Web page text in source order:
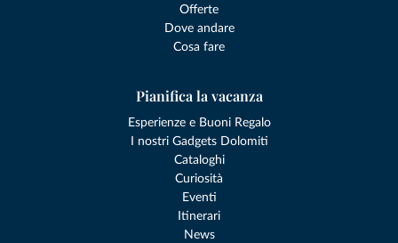
Offerte
Dove andare
Cosa fare
Pianifica la vacanza
Esperienze e Buoni Regalo
I nostri Gadgets Dolomiti
Cataloghi
Curiosità
Eventi
Itinerari
News